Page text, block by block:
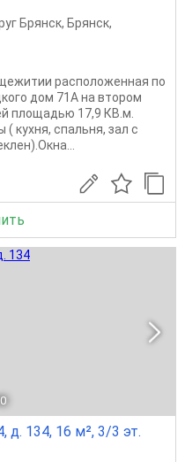
Брянск, Брянск,
расположенная по
дом 71А на втором
площадью 17,9 КВ.м.
кухня, спальня, зал с
д. 134, 16 м², 3/3 эт.